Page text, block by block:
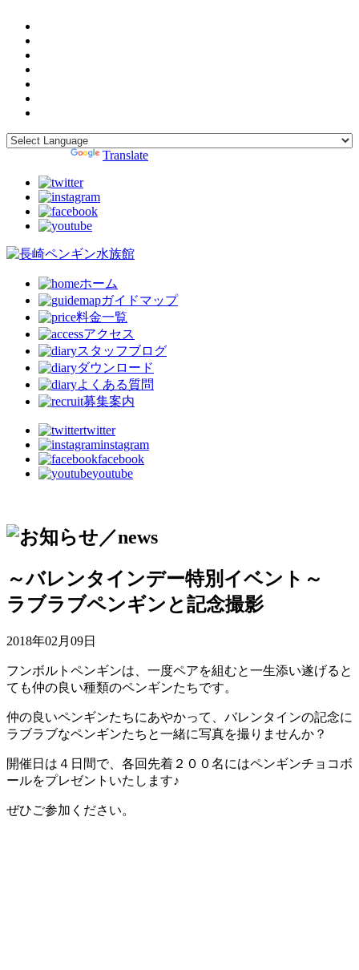
Translate
ホーム
ガイドマップ
料金一覧
アクセス
スタッフブログ
ダウンロード
よくある質問
募集案内
twitter
instagram
facebook
youtube
～バレンタインデー特別イベント～
ラブラブペンギンと記念撮影
2018年02月09日
フンボルトペンギンは、一度ペアを組むと一生添い遂げると
ても仲の良い種類のペンギンたちです。
仲の良いペンギンたちにあやかって、バレンタインの記念に
ラブラブなペンギンたちと一緒に写真を撮りませんか？
開催日は４日間で、各回先着２００名にはペンギンチョコボ
ールをプレゼントいたします♪
ぜひご参加ください。